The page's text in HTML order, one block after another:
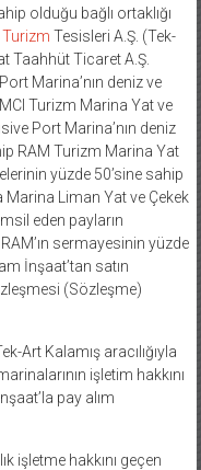
olduğu bağlı ortaklığı
Turizm Tesisleri A.Ş. (Tek-
Taahhüt Ticaret A.Ş.
Marina’nın deniz ve
Turizm Marina Yat ve
Port Marina’nın deniz
RAM Turizm Marina Yat
yüzde 50’sine sahip
Liman Yat ve Çekek
eden payların
RAM’ın sermayesinin yüzde
İnşaat’tan satın
(Sözleşme)
Art Kalamış aracılığıyla
işletim hakkını
pay alım
işletme hakkını geçen